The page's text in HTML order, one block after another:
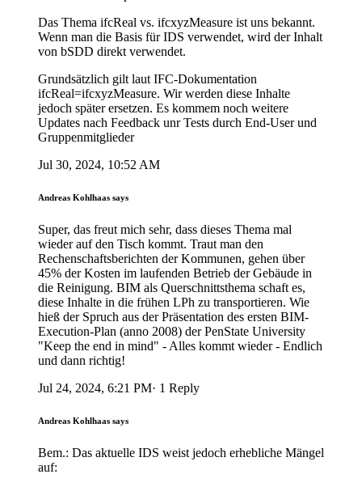
Das Thema ifcReal vs. ifcxyzMeasure ist uns bekannt.
Wenn man die Basis für IDS verwendet, wird der Inhalt
von bSDD direkt verwendet.
Grundsätzlich gilt laut IFC-Dokumentation
ifcReal=ifcxyzMeasure. Wir werden diese Inhalte
jedoch später ersetzen. Es kommem noch weitere
Updates nach Feedback unr Tests durch End-User und
Gruppenmitglieder
Jul 30, 2024, 10:52 AM
Andreas Kohlhaas says
Super, das freut mich sehr, dass dieses Thema mal
wieder auf den Tisch kommt. Traut man den
Rechenschaftsberichten der Kommunen, gehen über
45% der Kosten im laufenden Betrieb der Gebäude in
die Reinigung. BIM als Querschnittsthema schaft es,
diese Inhalte in die frühen LPh zu transportieren. Wie
hieß der Spruch aus der Präsentation des ersten BIM-
Execution-Plan (anno 2008) der PenState University
"Keep the end in mind" - Alles kommt wieder - Endlich
und dann richtig!
Jul 24, 2024, 6:21 PM· 1 Reply
Andreas Kohlhaas says
Bem.: Das aktuelle IDS weist jedoch erhebliche Mängel
auf: